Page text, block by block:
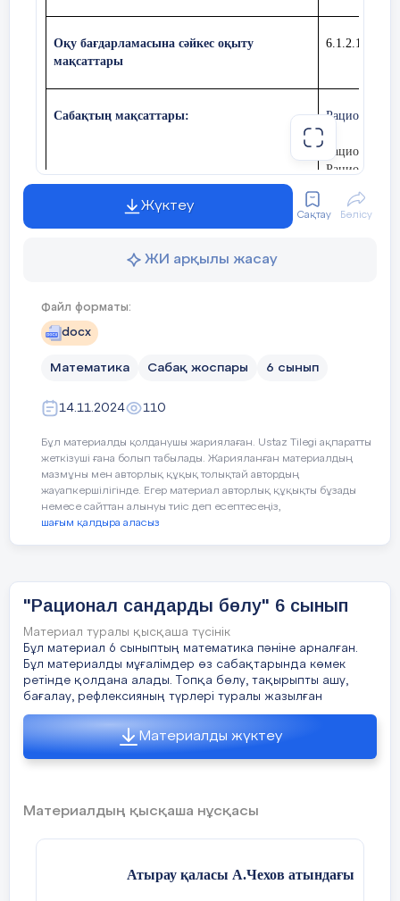
Оқу бағдарламасына сәйкес оқыту
мақсаттары
6.1.2.16
Сабақтың мақсаттары: Рационал
Рационал
Рационал
5 минут Ұйым
дастыру Бүгін, Рационал сандарды бөлу
Бүгінгі сабақта меңгеретініңіз:
- Рационал сандарды бөлу үшін,
-Рационал сандарды бөлу туралы
-Рационал сандарды бөлуге
15 мин Жаңа сабақ Ережелерді қолданып, көп нүктенің
Екі теріс сандардың қосындысы ...
Б. Оң санның теріс санға бөліндісі
Г. а-в =а+ (...b)
Жүктеу
Сақтау Бөлісу
ЖИ арқылы жасау
Файл форматы:
docx
Математика Сабақ жоспары 6 сынып
14.11.2024 110
Бұл материалды қолданушы жариялаған. Ustaz Tilegi ақпаратты
жеткізуші ғана болып табылады. Жарияланған материалдың
мазмұны мен авторлық құқық толықтай автордың
жауапкершілігінде. Егер материал авторлық құқықты бұзады
немесе сайттан алынуы тиіс деп есептесеңіз,
шағым қалдыра аласыз
"Рационал сандарды бөлу" 6 сынып
Материал туралы қысқаша түсінік
Бұл материал 6 сыныптың математика пәніне арналған.
Бұл материалды мұғалімдер өз сабақтарында көмек
ретінде қолдана алады. Топқа бөлу, тақырыпты ашу,
бағалау, рефлексияның түрлері туралы жазылған
Материалды жүктеу
Материалдың қысқаша нұсқасы
Атырау қаласы А.Чехов атындағы